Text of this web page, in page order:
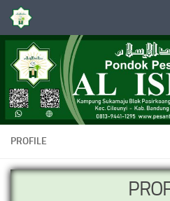
Skip to content
PROFILE